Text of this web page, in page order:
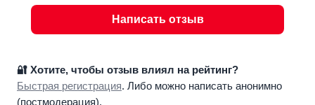
Написать отзыв
🔐 Хотите, чтобы отзыв влиял на рейтинг?
Быстрая регистрация. Либо можно написать анонимно
(постмодерация).